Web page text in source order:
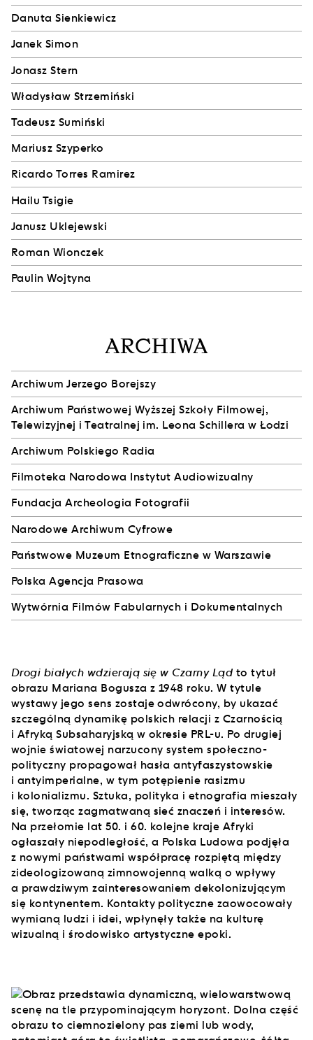
Danuta Sienkiewicz
Janek Simon
Jonasz Stern
Władysław Strzemiński
Tadeusz Sumiński
Mariusz Szyperko
Ricardo Torres Ramirez
Hailu Tsigie
Janusz Uklejewski
Roman Wionczek
Paulin Wojtyna
ARCHIWA
Archiwum Jerzego Borejszy
Archiwum Państwowej Wyższej Szkoły Filmowej,
Telewizyjnej i Teatralnej im. Leona Schillera w Łodzi
Archiwum Polskiego Radia
Filmoteka Narodowa Instytut Audiowizualny
Fundacja Archeologia Fotografii
Narodowe Archiwum Cyfrowe
Państwowe Muzeum Etnograficzne w Warszawie
Polska Agencja Prasowa
Wytwórnia Filmów Fabularnych i Dokumentalnych
Drogi białych wdzierają się w Czarny Ląd to tytuł
obrazu Mariana Bogusza z 1948 roku. W tytule
wystawy jego sens zostaje odwrócony, by ukazać
szczególną dynamikę polskich relacji z Czarnością
i Afryką Subsaharyjską w okresie PRL-u. Po drugiej
wojnie światowej narzucony system społeczno-
polityczny propagował hasła antyfaszystowskie
i antyimperialne, w tym potępienie rasizmu
i kolonializmu. Sztuka, polityka i etnografia mieszały
się, tworząc zagmatwaną sieć znaczeń i interesów.
Na przełomie lat 50. i 60. kolejne kraje Afryki
ogłaszały niepodległość, a Polska Ludowa podjęła
z nowymi państwami współpracę rozpiętą między
zideologizowaną zimnowojenną walką o wpływy
a prawdziwym zainteresowaniem dekolonizującym
się kontynentem. Kontakty polityczne zaowocowały
wymianą ludzi i idei, wpłynęły także na kulturę
wizualną i środowisko artystyczne epoki.